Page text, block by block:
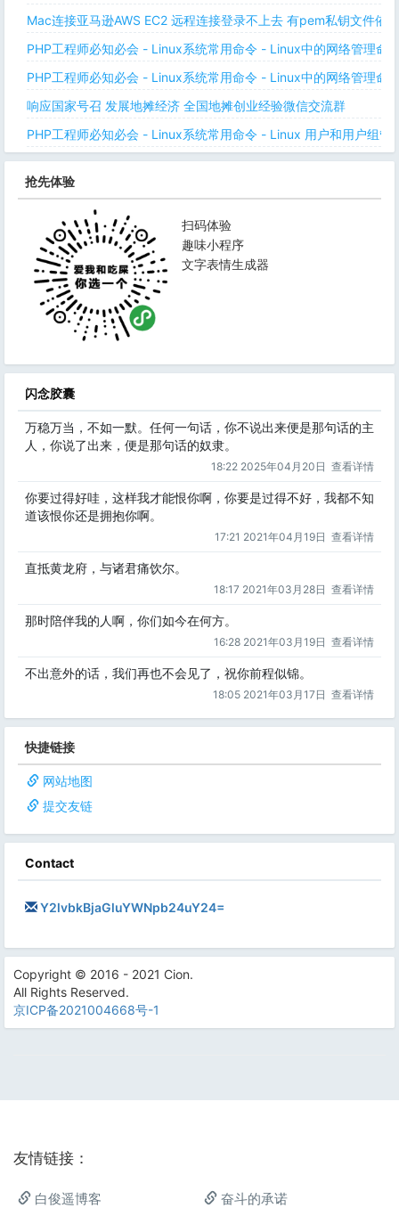
Mac连接亚马逊AWS EC2 远程连接登录不上去 有pem私钥文件依
PHP工程师必知必会 - Linux系统常用命令 - Linux中的网络管理命
PHP工程师必知必会 - Linux系统常用命令 - Linux中的网络管理命
响应国家号召 发展地摊经济 全国地摊创业经验微信交流群
PHP工程师必知必会 - Linux系统常用命令 - Linux 用户和用户组管
抢先体验
扫码体验
趣味小程序
文字表情生成器
闪念胶囊
万稳万当，不如一默。任何一句话，你不说出来便是那句话的主
人，你说了出来，便是那句话的奴隶。
18:22 2025年04月20日 查看详情
你要过得好哇，这样我才能恨你啊，你要是过得不好，我都不知
道该恨你还是拥抱你啊。
17:21 2021年04月19日 查看详情
直抵黄龙府，与诸君痛饮尔。
18:17 2021年03月28日 查看详情
那时陪伴我的人啊，你们如今在何方。
16:28 2021年03月19日 查看详情
不出意外的话，我们再也不会见了，祝你前程似锦。
18:05 2021年03月17日 查看详情
快捷链接
网站地图
提交友链
Contact
Y2lvbkBjaGluYWNpb24uY24=
Copyright © 2016 - 2021 Cion.
All Rights Reserved.
京ICP备2021004668号-1
友情链接：
白俊遥博客 奋斗的承诺